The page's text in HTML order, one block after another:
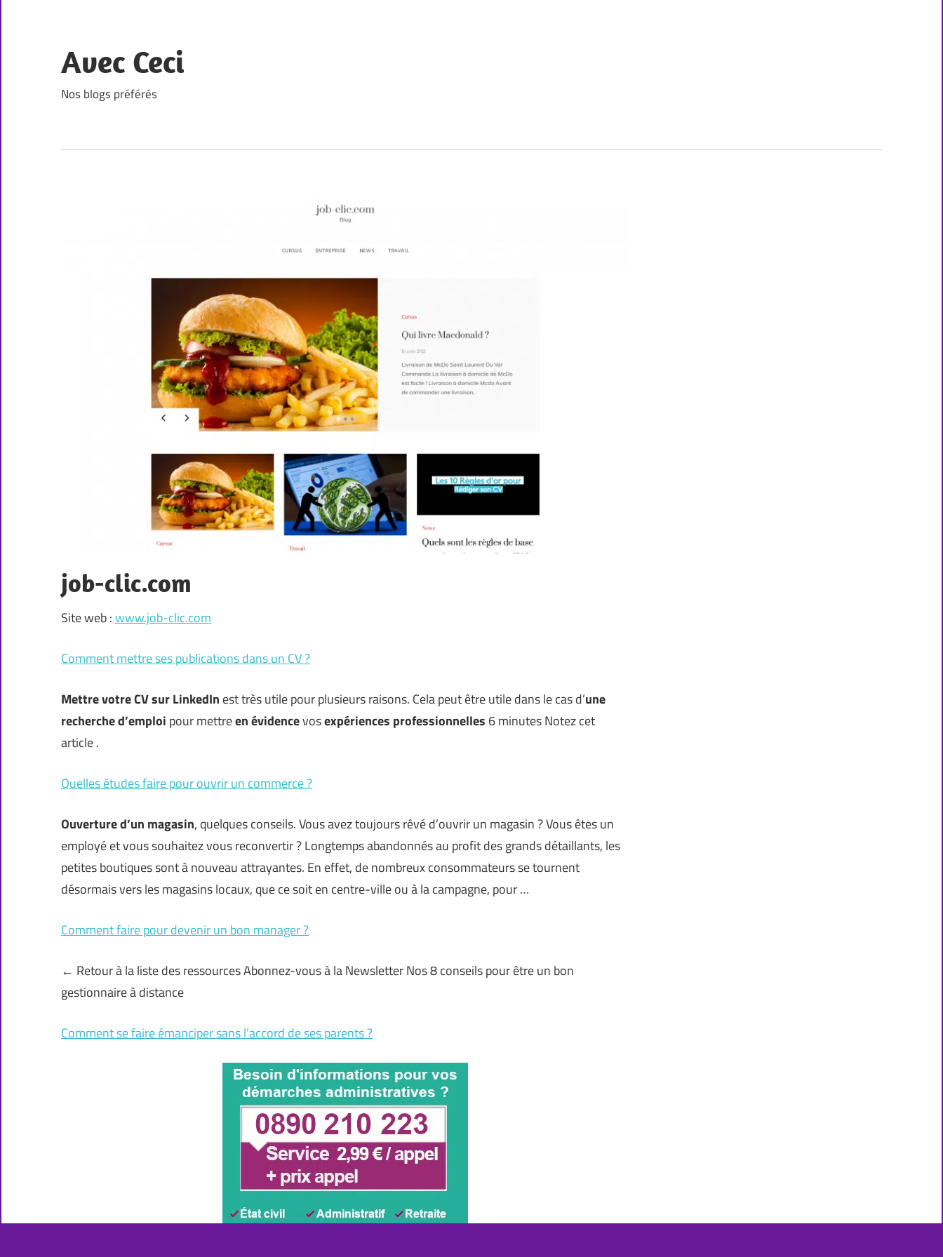
content
Avec Ceci
Nos blogs préférés
job-clic.com
Site web :www.job-clic.com
Comment mettre ses publications dans un CV ?
Mettre votre CV sur LinkedIn est très utile pour plusieurs raisons. Cela peut être utile dans le cas d’une
recherche d’emploi pour mettreen évidencevosexpériences professionnelles 6 minutes Notez cet
article .
Quelles études faire pour ouvrir un commerce ?
Ouverture d’un magasin, quelques conseils. Vous avez toujours rêvé d’ouvrir un magasin ? Vous êtes un
employé et vous souhaitez vous reconvertir ? Longtemps abandonnés au profit des grands détaillants, les
petites boutiques sont à nouveau attrayantes. En effet, de nombreux consommateurs se tournent
désormais vers les magasins locaux, que ce soit en centre-ville ou à la campagne, pour …
Comment faire pour devenir un bon manager ?
← Retour à la liste des ressources Abonnez-vous à la Newsletter Nos 8 conseils pour être un bon
gestionnaire à distance
Comment se faire émanciper sans l’accord de ses parents ?